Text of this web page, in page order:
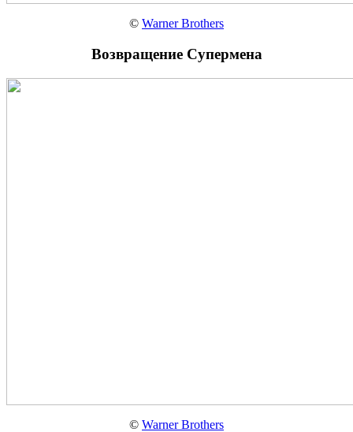
© Warner Brothers
Возвращение Супермена
© Warner Brothers